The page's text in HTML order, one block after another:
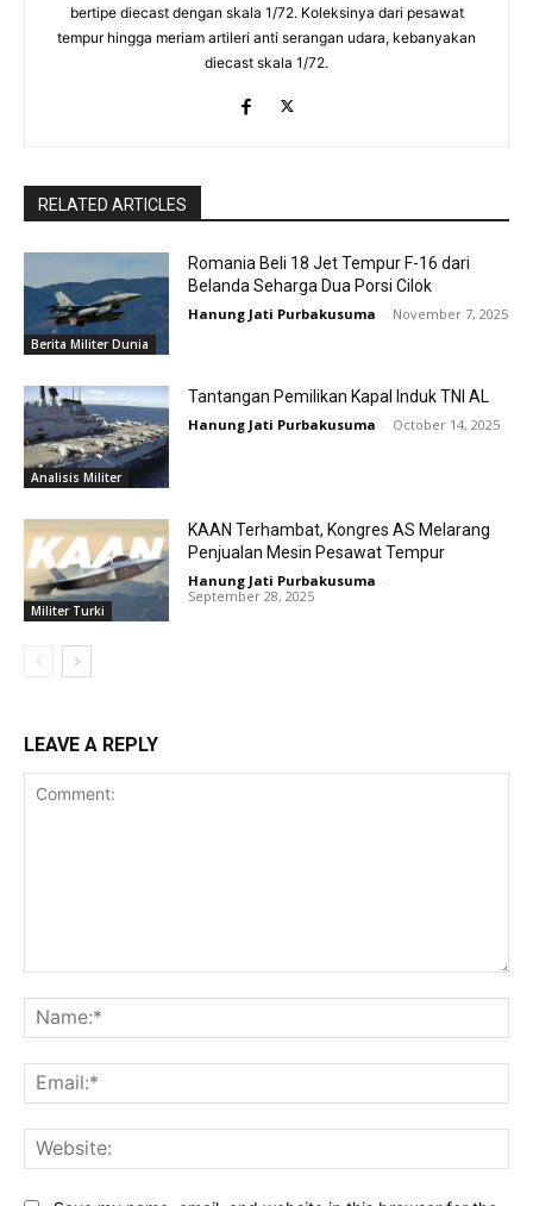
bertipe diecast dengan skala 1/72. Koleksinya dari pesawat
tempur hingga meriam artileri anti serangan udara, kebanyakan
diecast skala 1/72.
RELATED ARTICLES
Berita Militer Dunia
Romania Beli 18 Jet Tempur F-16 dari
Belanda Seharga Dua Porsi Cilok
Hanung Jati Purbakusuma - November 7, 2025
Analisis Militer
Tantangan Pemilikan Kapal Induk TNI AL
Hanung Jati Purbakusuma - October 14, 2025
Militer Turki
KAAN Terhambat, Kongres AS Melarang
Penjualan Mesin Pesawat Tempur
Hanung Jati Purbakusuma -
September 28, 2025
LEAVE A REPLY